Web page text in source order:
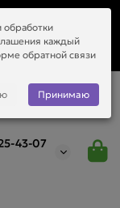
43-07
обработки
каждый
обратной связи
Принимаю